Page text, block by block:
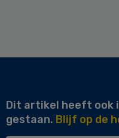
Dit artikel heeft ook
gestaan. Blijf op de